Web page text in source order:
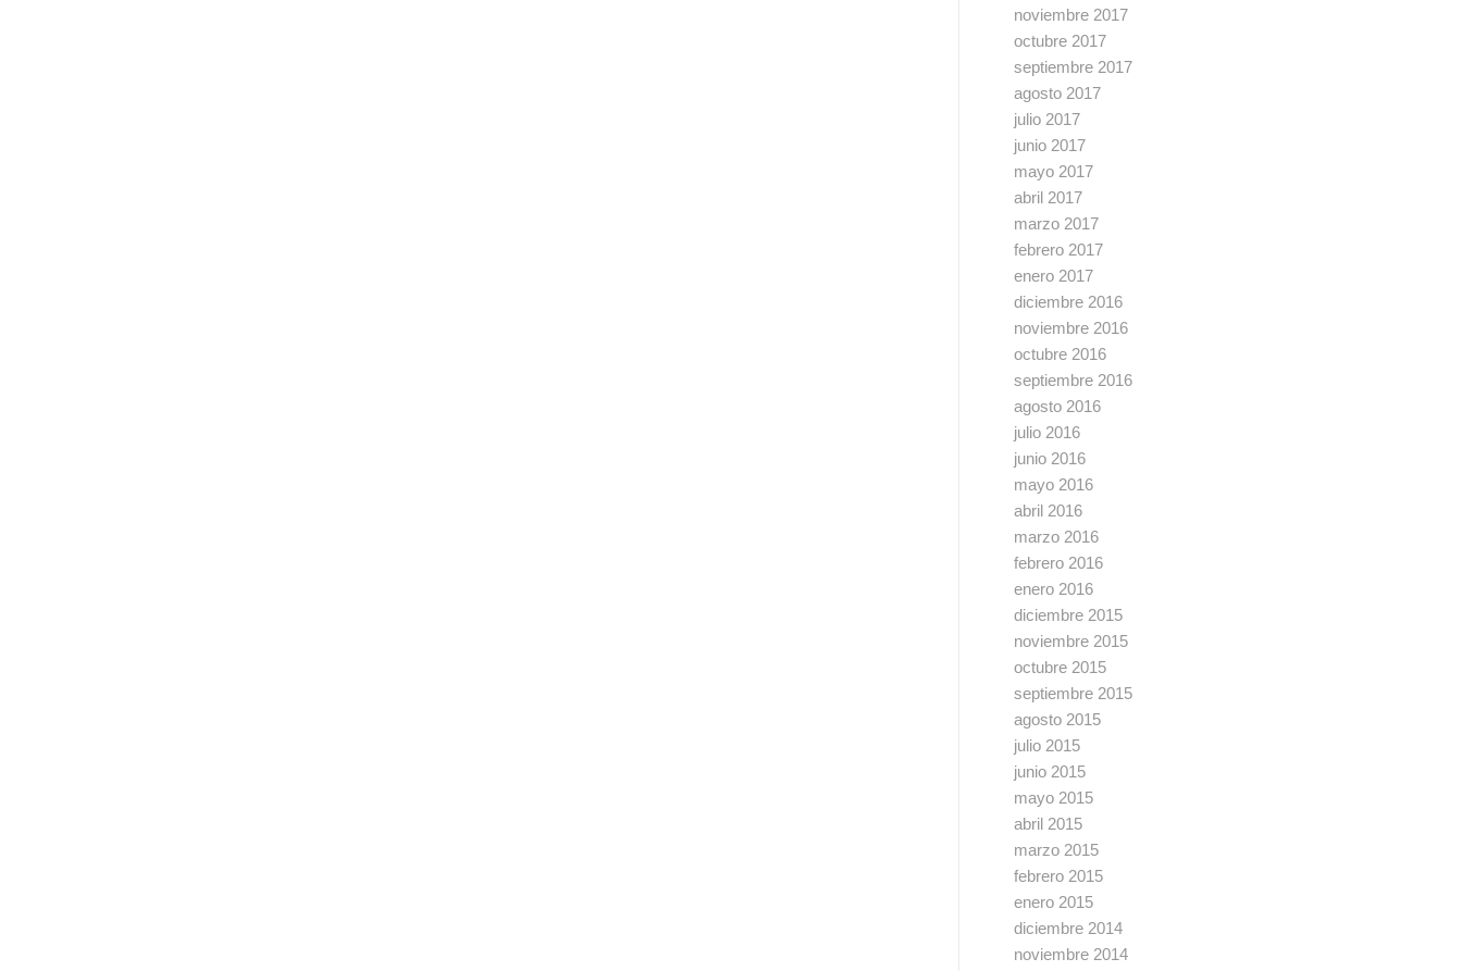
noviembre 2017
octubre 2017
septiembre 2017
agosto 2017
julio 2017
junio 2017
mayo 2017
abril 2017
marzo 2017
febrero 2017
enero 2017
diciembre 2016
noviembre 2016
octubre 2016
septiembre 2016
agosto 2016
julio 2016
junio 2016
mayo 2016
abril 2016
marzo 2016
febrero 2016
enero 2016
diciembre 2015
noviembre 2015
octubre 2015
septiembre 2015
agosto 2015
julio 2015
junio 2015
mayo 2015
abril 2015
marzo 2015
febrero 2015
enero 2015
diciembre 2014
noviembre 2014